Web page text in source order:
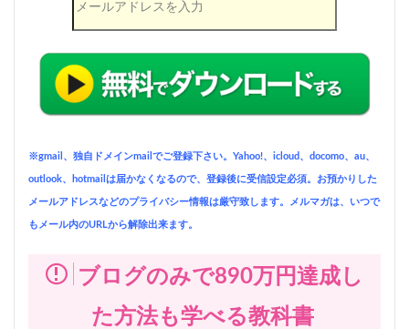
※gmail、独自ドメインmailでご登録下さい。Yahoo!、icloud、docomo、au、
outlook、hotmailは届かなくなるので、登録後に受信設定必須。お預かりした
メールアドレスなどのプライバシー情報は厳守致します。メルマガは、いつで
もメール内のURLから解除出来ます。
ブログのみで890万円達成し
た方法も学べる教科書